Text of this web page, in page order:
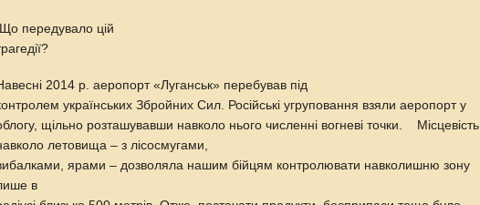
Що передувало цій
2014 р. аеропорт «Луганськ» перебував під
українських Збройних Сил. Російські угруповання взяли аеропорт у
щільно розташувавши навколо нього численні вогневі точки. Місцевість
летовища – з лісосмугами,
ярами – дозволяла нашим бійцям контролювати навколишню зону
в